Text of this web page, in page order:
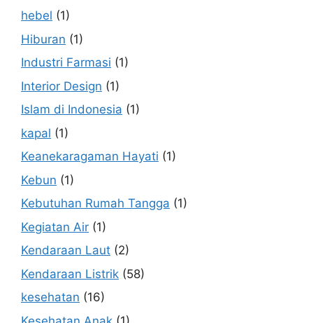
hebel (1)
Hiburan (1)
Industri Farmasi (1)
Interior Design (1)
Islam di Indonesia (1)
kapal (1)
Keanekaragaman Hayati (1)
Kebun (1)
Kebutuhan Rumah Tangga (1)
Kegiatan Air (1)
Kendaraan Laut (2)
Kendaraan Listrik (58)
kesehatan (16)